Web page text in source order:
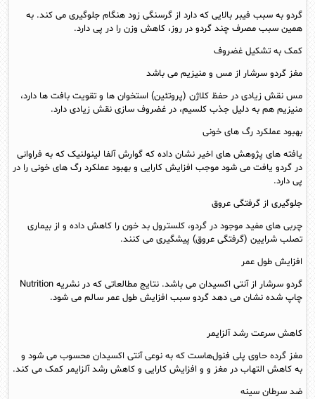
گردو به سبب فیبر بالایی که دارد از گرسنگی زود هنگام جلوگیری می کند. به
همین سبب مصرف چند گردو در روز، کاهش وزن را در پی دارد.
کمک به تشکیل غضروف
مغز گردو سرشار از مس و منیزیم می باشد
مس نقش زیادی در حفظ کلاژن (پروتئین) استخوان‌ ها و تقویت بافت‌ ها دارد،
منیزیم هم به دلیل جذب کلسیم، در غضروف سازی نقش زیادی دارد.
بهبود عملکرد رگ های خونی
یافته های پژوهش‌ های اخیر نشان داده که گوارش آلفا لینولنیک که به فراوانی
در گردو یافت می شود موجب افزایش کارایی و بهبود عملکرد رگ های خونی را در
پی دارد.
جلوگیری از گرفتگی عروق
چربی های مفید موجود در گردو، کلسترول بد خون را کاهش داده و از بیماری
تصلب شرایین (گرفتگی عروق) پیشگیری می کنند.
افزایش طول عمر
گردو سرشار از آنتی اکسیدان می باشد. نتایج مطالعاتی که در نشریه Nutrition
چاپ شده نشان می دهد گردو سبب افزایش طول عمر سالم می شود.
کاهش سرعت رشد آلزایمر
مغز گرده حاوی پلی فنول‌هاست که به نوعی آنتی اکسیدان محسوب می شود و
به کاهش التهاب در مغز و و افزایش کارایی و کاهش رشد آلزایمر کمک می کند.
ضد سرطان سینه